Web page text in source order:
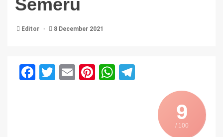
Semeru
Editor 8 December 2021
Facebook
Twitter
EmailPinterest
WhatsApp
9
/ 100